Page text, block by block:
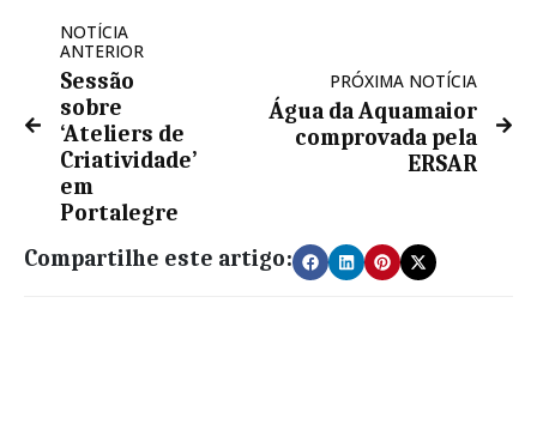
NOTÍCIA
ANTERIOR
Sessão
sobre
‘Ateliers de
Criatividade’
em
Portalegre
PRÓXIMA NOTÍCIA
Água da Aquamaior
comprovada pela
ERSAR
Compartilhe este artigo: